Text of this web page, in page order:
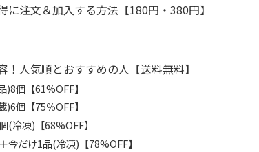
注文＆加入する方法【180円・380円】
人気順とおすすめの人【送料無料】
個【61%OFF】
個【75％OFF】
(冷凍)【68%OFF】
今だけ1品(冷凍)【78%OFF】